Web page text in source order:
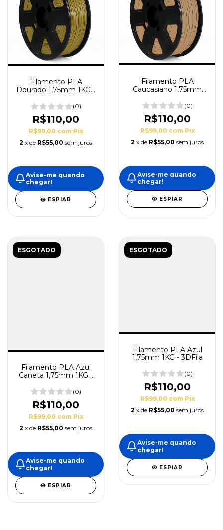
Filamento PLA
Dourado 1,75mm 1KG -
(0)
R$110,00
R$99,00 com Pix
2 x de R$55,00 sem juros
Avise-me quando
chegar!
ESPIAR
Filamento PLA
Caucasiano 1,75mm
(0)
R$110,00
R$99,00 com Pix
2 x de R$55,00 sem juros
Avise-me quando
chegar!
ESPIAR
ESGOTADO
Filamento PLA Azul
Caneta 1,75mm 1KG -
(0)
R$110,00
R$99,00 com Pix
2 x de R$55,00 sem juros
Avise-me quando
chegar!
ESPIAR
ESGOTADO
Filamento PLA Azul
1,75mm 1KG - 3DFila
(0)
R$110,00
R$99,00 com Pix
2 x de R$55,00 sem juros
Avise-me quando
chegar!
ESPIAR